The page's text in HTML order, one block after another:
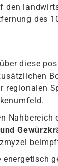
des
diese
energetisch